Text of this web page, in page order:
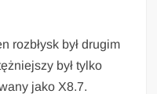
rozbłysk był drugim
był tylko
jako X8.7.